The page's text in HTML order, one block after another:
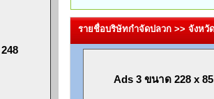
รายชื่อบริษัทกำจัดปลวก >> จังหวั
Ads 3 ขนาด 228 x 85